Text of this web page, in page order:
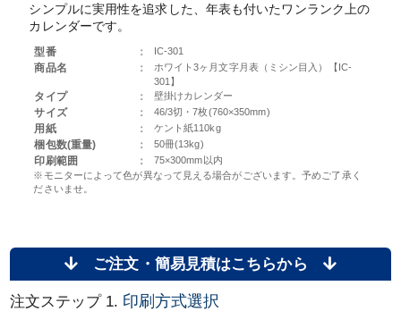
シンプルに実用性を追求した、年表も付いたワンランク上の
カレンダーです。
型番 ： IC-301
商品名 ：
ホワイト3ヶ月文字月表（ミシン目入）【IC-
301】
タイプ ： 壁掛けカレンダー
サイズ ： 46/3切・7枚(760×350mm)
用紙 ： ケント紙110kg
梱包数(重量) ： 50冊(13kg)
印刷範囲 ：
75×300mm以内
※モニターによって色が異なって見える場合がございます。予めご了承く
ださいませ。
ご注文・簡易見積はこちらから
注文ステップ 1. 印刷方式選択